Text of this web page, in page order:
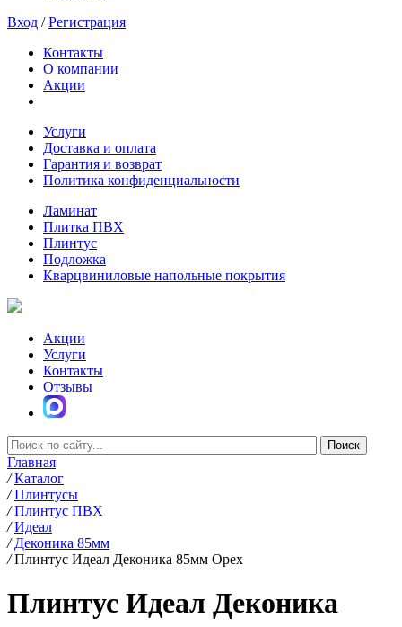
Вход /Регистрация
Контакты
О компании
Акции
Услуги
Доставка и оплата
Гарантия и возврат
Политика конфиденциальности
Ламинат
Плитка ПВХ
Плинтус
Подложка
Кварцвиниловые напольные покрытия
Акции
Услуги
Контакты
Отзывы
Главная
/ Каталог
/ Плинтусы
/ Плинтус ПВХ
/ Идеал
/ Деконика 85мм
/ Плинтус Идеал Деконика 85мм Орех
Плинтус Идеал Деконика